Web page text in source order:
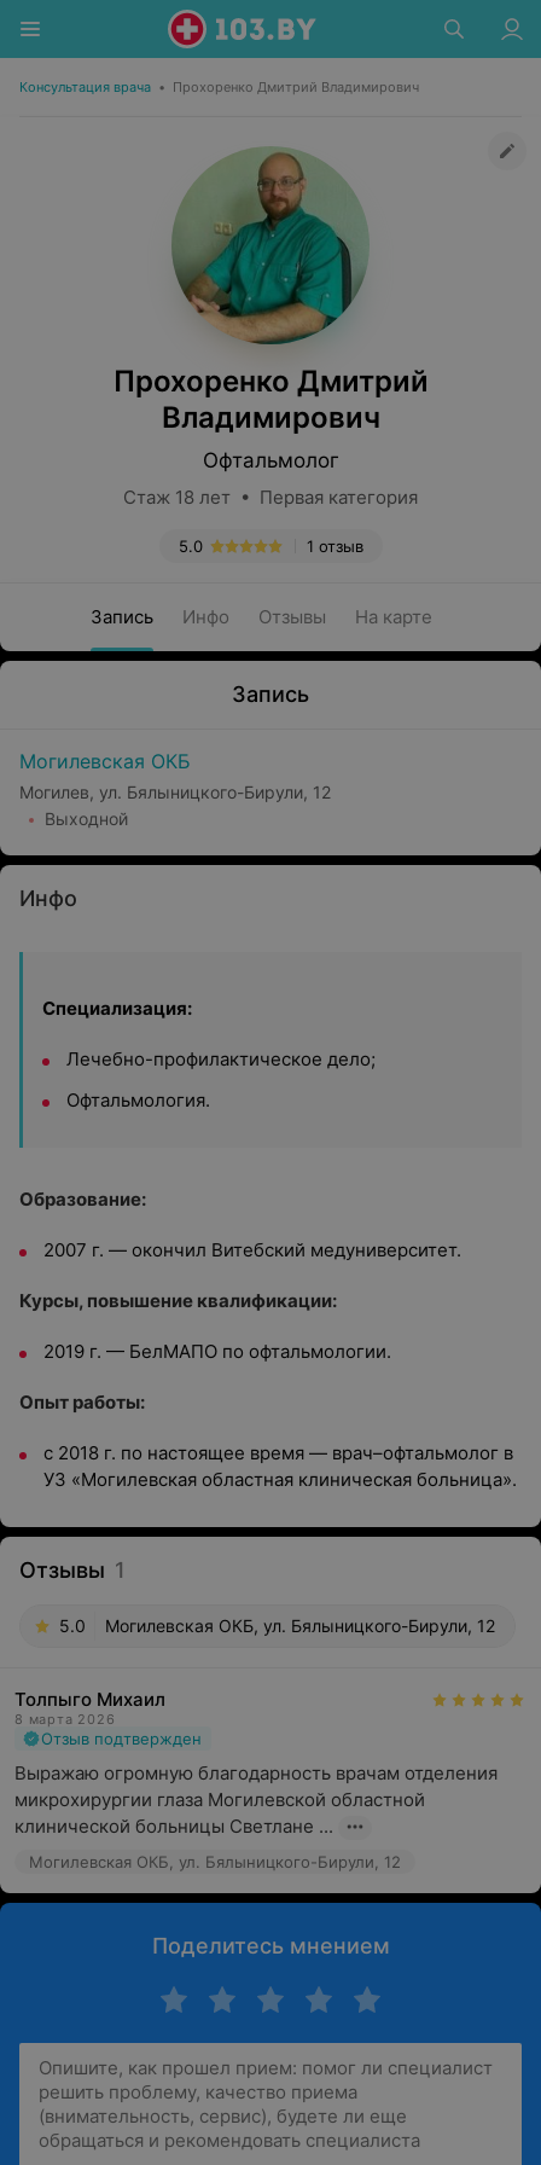
Консультация врача • Прохоренко Дмитрий Владимирович
Прохоренко Дмитрий
Владимирович
Офтальмолог
Стаж 18 лет • Первая категория
1 отзыв
5.0
Запись Инфо Отзывы На карте
Запись
Могилевская ОКБ
Могилев, ул. Бялыницкого-Бирули, 12
Выходной
Инфо
Специализация:
Лечебно-профилактическое дело;
Офтальмология.
Образование:
2007 г. — окончил Витебский медуниверситет.
Курсы, повышение квалификации:
2019 г. — БелМАПО по офтальмологии.
Опыт работы:
с 2018 г. по настоящее время — врач–офтальмолог в
УЗ «Могилевская областная клиническая больница».
Отзывы 1
5.0 Могилевская ОКБ, ул. Бялыницкого-Бирули, 12
Толпыго Михаил
8 марта 2026
Отзыв подтвержден
Выражаю огромную благодарность врачам отделения
микрохирургии глаза Могилевской областной
клинической больницы Светлане ...
Могилевская ОКБ, ул. Бялыницкого-Бирули, 12
Поделитесь мнением